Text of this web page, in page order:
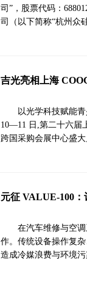
司”，股票代码：
司（以下简称“杭州众
吉光亮相上海
以光学科技赋能
10—11 日,第二十六届
跨国采购会展中心盛
元征 VALUE-100
在汽车维修与空
作。传统设备操作复
造成冷媒浪费与环境